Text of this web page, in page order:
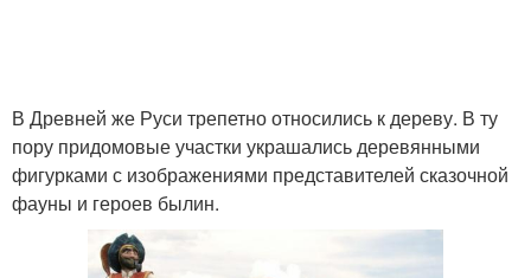
В Древней же Руси трепетно относились к дереву. В ту
пору придомовые участки украшались деревянными
фигурками с изображениями представителей сказочной
фауны и героев былин.